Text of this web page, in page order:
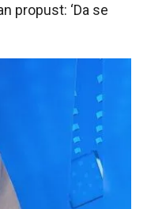
propust: ‘Da se